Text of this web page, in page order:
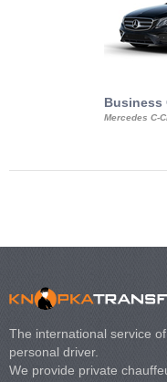
Business
Mercedes C-
The international service
personal driver.
We provide private